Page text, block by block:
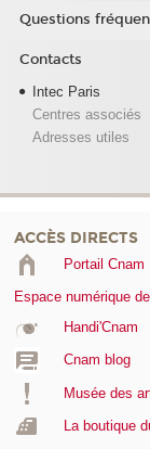
Questions
Contacts
Intec Paris
Centres associés
Adresses utiles
ACCÈS DIRECTS
Portail Cnam
Espace numérique
Handi'Cnam
Cnam blog
Musée des
La boutique